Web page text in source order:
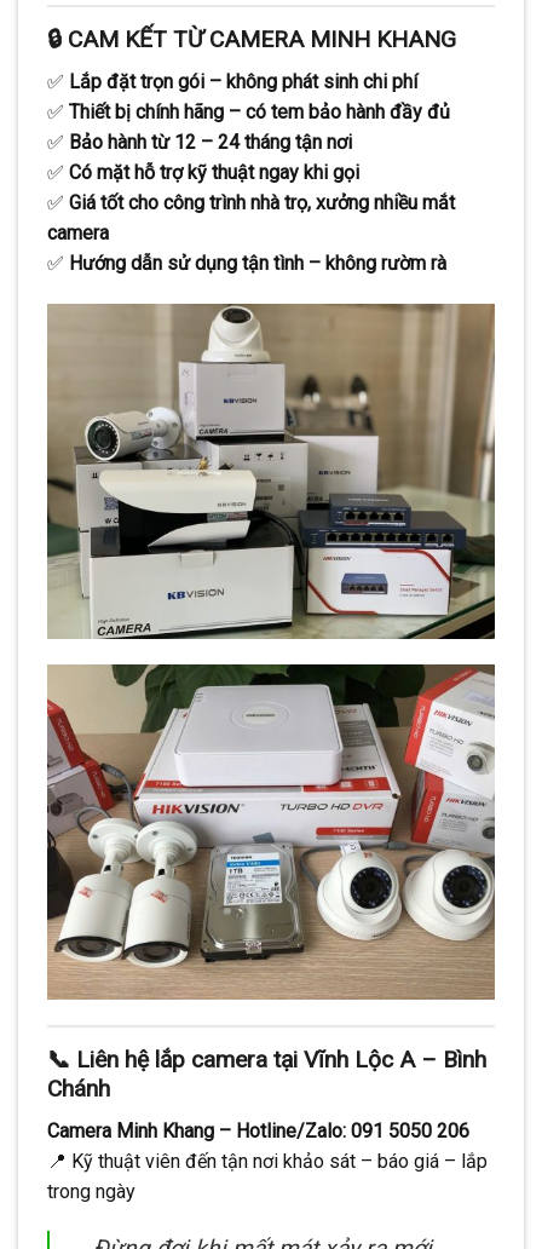
🔒 CAM KẾT TỪ CAMERA MINH KHANG
✅ Lắp đặt trọn gói – không phát sinh chi phí
✅ Thiết bị chính hãng – có tem bảo hành đầy đủ
✅ Bảo hành từ 12 – 24 tháng tận nơi
✅ Có mặt hỗ trợ kỹ thuật ngay khi gọi
✅ Giá tốt cho công trình nhà trọ, xưởng nhiều mắt
camera
✅ Hướng dẫn sử dụng tận tình – không rườm rà
📞 Liên hệ lắp camera tại Vĩnh Lộc A – Bình
Chánh
Camera Minh Khang – Hotline/Zalo: 091 5050 206
📍 Kỹ thuật viên đến tận nơi khảo sát – báo giá – lắp
trong ngày